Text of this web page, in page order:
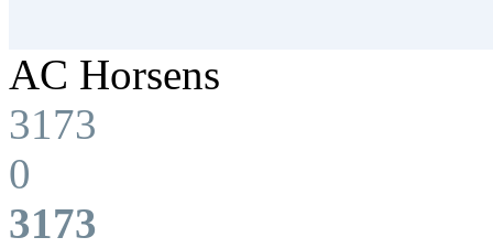
AC Horsens
3173
0
3173